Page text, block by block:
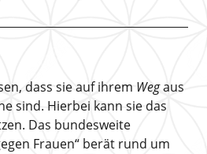
dass sie auf ihrem Wegaus
sind. Hierbei kann sie das
Das bundesweite
Frauen“ berät rund um